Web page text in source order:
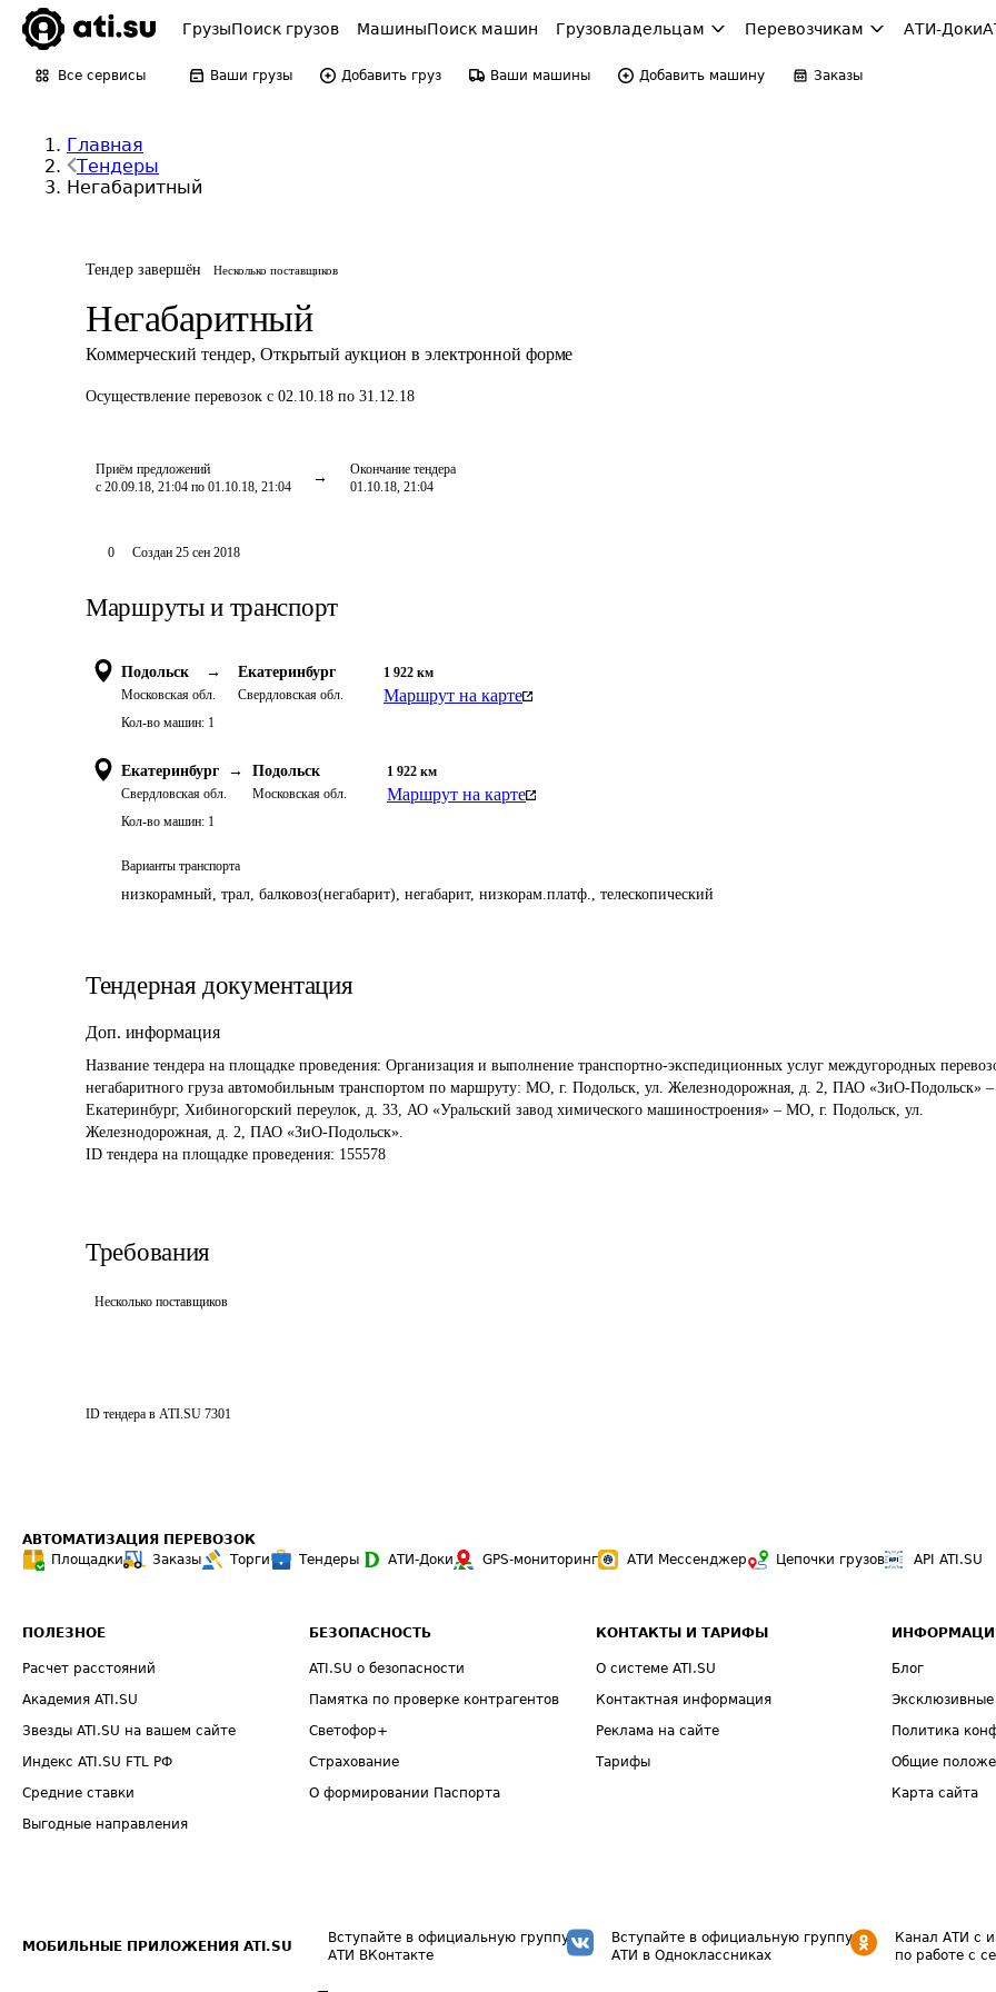
ГрузыПоиск грузов МашиныПоиск машин Грузовладельцам Перевозчикам АТИ-Доки
Все сервисы Ваши грузы Добавить груз Ваши машины Добавить машину Заказы
Главная
Тендеры
Негабаритный
Тендер завершён Несколько поставщиков
Негабаритный
Коммерческий тендер, Открытый аукцион в электронной форме
Осуществление перевозок с 02.10.18 по 31.12.18
Приём предложений
с 20.09.18, 21:04 по 01.10.18, 21:04
Окончание тендера
01.10.18, 21:04
0 Создан 25 сен 2018
Маршруты и транспорт
Подольск →
Московская обл.
Екатеринбург
Свердловская обл.
1 922 км
Маршрут на карте
Кол-во машин: 1
Екатеринбург →
Свердловская обл.
Подольск
Московская обл.
1 922 км
Маршрут на карте
Кол-во машин: 1
Варианты транспорта
низкорамный, трал, балковоз(негабарит), негабарит, низкорам.платф., телескопический
Тендерная документация
Доп. информация
Название тендера на площадке проведения: Организация и выполнение транспортно-экспедиционных услуг междугородных
негабаритного груза автомобильным транспортом по маршруту: МО, г. Подольск, ул. Железнодорожная, д. 2, ПАО «ЗиО-Подольск» –
Екатеринбург, Хибиногорский переулок, д. 33, АО «Уральский завод химического машиностроения» – МО, г. Подольск, ул.
Железнодорожная, д. 2, ПАО «ЗиО-Подольск».
ID тендера на площадке проведения: 155578
Требования
Несколько поставщиков
ID тендера в ATI.SU 7301
АВТОМАТИЗАЦИЯ ПЕРЕВОЗОК
Площадки
Заказы Торги Тендеры АТИ-Доки GPS-мониторинг АТИ Мессенджер Цепочки грузов API ATI.SU
ПОЛЕЗНОЕ
Расчет расстояний
Академия ATI.SU
Звезды ATI.SU на вашем сайте
Индекс ATI.SU FTL РФ
Средние ставки
Выгодные направления
БЕЗОПАСНОСТЬ
ATI.SU о безопасности
Памятка по проверке контрагентов
Светофор+
Страхование
О формировании Паспорта
КОНТАКТЫ И ТАРИФЫ
О системе ATI.SU
Контактная информация
Реклама на сайте
Тарифы
Блог
Политика
Общие
Карта сайта
МОБИЛЬНЫЕ ПРИЛОЖЕНИЯ ATI.SU
Вступайте в официальную группу
АТИ ВКонтакте
Вступайте в официальную группу
АТИ в Одноклассниках
Канал АТИ с
по работе с